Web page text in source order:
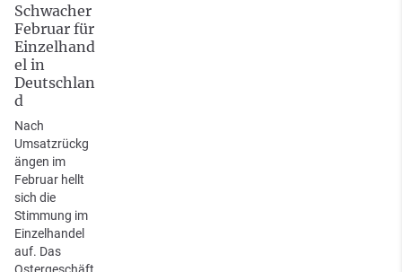
Schwacher
Februar für
Einzelhand
el in
Deutschlan
d
Nach
Umsatzrückg
ängen im
Februar hellt
sich die
Stimmung im
Einzelhandel
auf. Das
Ostergeschäft